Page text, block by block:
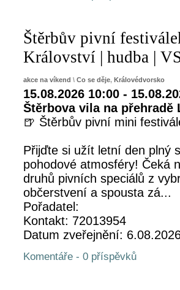
Štěrbův pivní
Království | hudba |
akce na víkend \ Co se děje, Královédvorsko
15.08.2026 10:00 -
Štěrbova vila na přehradě
🍺 Štěrbův pivní mini
Přijďte si užít letní den plný
pohodové atmosféry! Čeká
druhů pivních speciálů z
občerstvení a spousta zá...
Pořadatel:
Kontakt: 72013954
Datum zveřejnění:
Komentáře - 0 příspěvků